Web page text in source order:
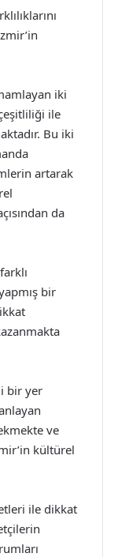
iki
ile
Bu iki
artarak
da
bir
bir yer
ve
kültürel
ile dikkat